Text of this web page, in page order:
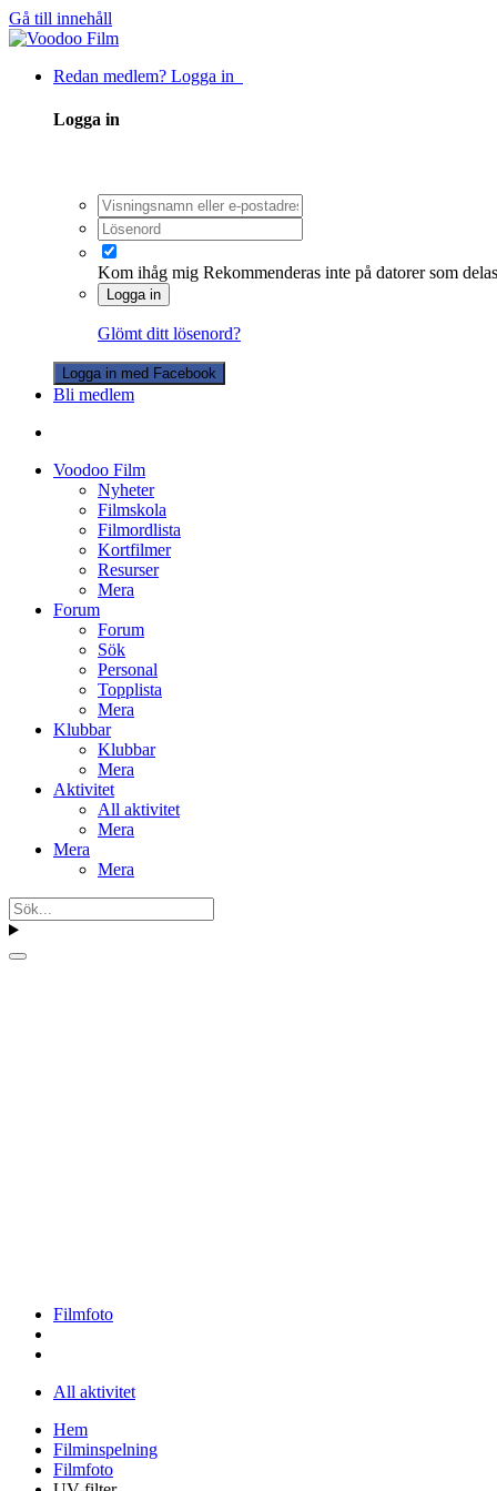
Gå till innehåll
Redan medlem? Logga in
Logga in
Kom ihåg mig Rekommenderas inte på datorer som
Logga in
Glömt ditt lösenord?
Logga in med Facebook
Bli medlem
Voodoo Film
Nyheter
Filmskola
Filmordlista
Kortfilmer
Resurser
Mera
Forum
Forum
Sök
Personal
Topplista
Mera
Klubbar
Klubbar
Mera
Aktivitet
All aktivitet
Mera
Mera
Mera
Filmfoto
All aktivitet
Hem
Filminspelning
Filmfoto